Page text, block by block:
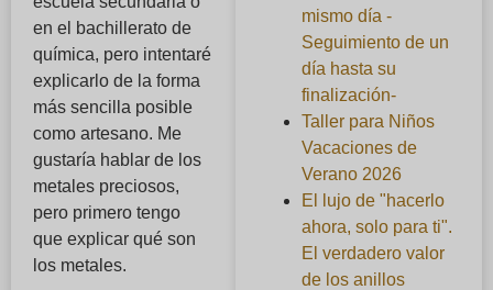
en el bachillerato de
química, pero intentaré
explicarlo de la forma
más sencilla posible
como artesano. Me
gustaría hablar de los
metales preciosos,
pero primero tengo
que explicar qué son
los metales.
mismo día -
Seguimiento de un
día hasta su
finalización-
Taller para Niños
Vacaciones de
Verano 2026
El lujo de "hacerlo
ahora, solo para ti".
El verdadero valor
de los anillos